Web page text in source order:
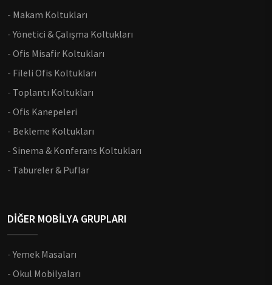
- Makam Koltukları
-Yönetici & Çalışma Koltukları
- Ofis Misafir Koltukları
- Fileli Ofis Koltukları
- Toplantı Koltukları
- Ofis Kanepeleri
- Bekleme Koltukları
- Sinema & Konferans Koltukları
- Tabureler & Puflar
DİĞER MOBİLYA GRUPLARI
-Yemek Masaları
- Okul Mobilyaları